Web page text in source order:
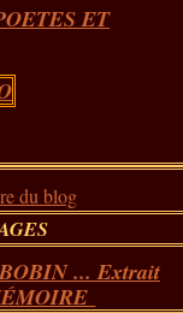
ET
du blog
... Extrait